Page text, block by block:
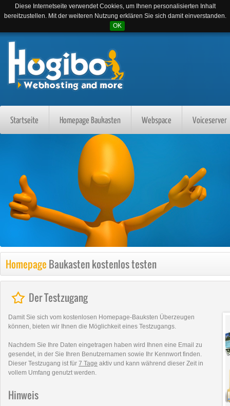
Diese Internetseite verwendet Cookies, um Ihnen personalisierten Inhalt
bereitzustellen. Mit der weiteren Nutzung erklären Sie sich damit einverstanden.
OK
Startseite Homepage Baukasten Webspace Voiceserver
Homepage Baukasten kostenlos testen
Der Testzugang
Damit Sie sich vom kostenlosen Homepage-Bauksten Überzeugen
können, bieten wir Ihnen die Möglichkeit eines Testzugangs.
Nachdem Sie Ihre Daten eingetragen haben wird Ihnen eine Email zu
gesendet, in der Sie Ihren Benutzernamen sowie Ihr Kennwort finden.
Dieser Testzugang ist für 7 Tage aktiv und kann während dieser Zeit in
vollem Umfang genutzt werden.
Hinweis